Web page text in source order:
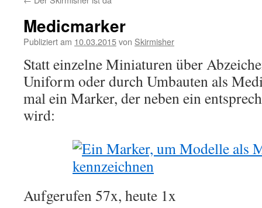
Medicmarker
Publiziert am 10.03.2015von Skirmisher
Statt einzelne Miniaturen über
Uniform oder durch Umbauten als
mal ein Marker, der neben ein
wird:
Aufgerufen 57x, heute 1x